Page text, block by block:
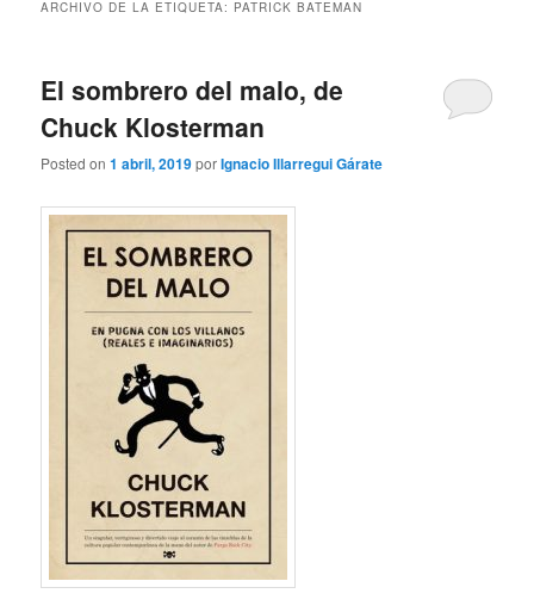
ARCHIVO DE LA ETIQUETA: PATRICK BATEMAN
El sombrero del malo, de
Chuck Klosterman
Posted on1 abril, 2019porIgnacio Illarregui Gárate